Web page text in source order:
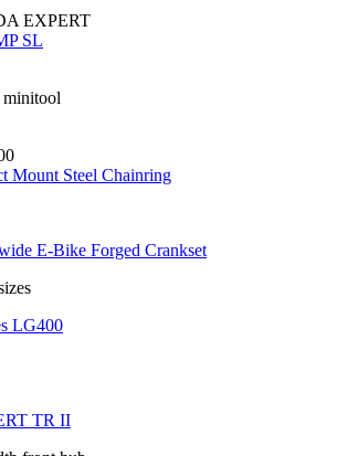
EXPERT
SL
Mount Steel Chainring
E-Bike Forged Crankset
LG400
TR II